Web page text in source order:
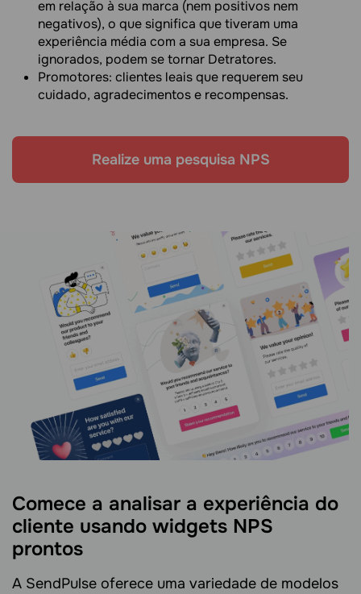
em relação à sua marca (nem positivos nem
negativos), o que significa que tiveram uma
experiência média com a sua empresa. Se
ignorados, podem se tornar Detratores.
Promotores: clientes leais que requerem seu
cuidado, agradecimentos e recompensas.
Realize uma pesquisa NPS
Comece a analisar a experiência do
cliente usando widgets NPS
prontos
A SendPulse oferece uma variedade de modelos